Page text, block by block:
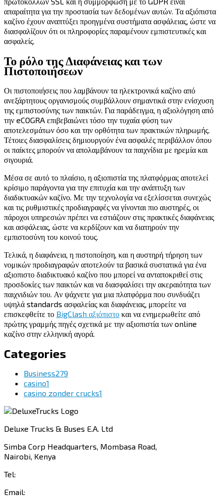
απαραίτητα για την προστασία των δεδομένων αυτών. Τα αξιόπιστα
καζίνο έχουν αναπτύξει προηγμένα συστήματα ασφάλειας, ώστε να
διασφαλίζουν ότι οι πληροφορίες παραμένουν εμπιστευτικές και
ασφαλείς.
Το ρόλο της Διαφάνειας και των
Πιστοποιήσεων
Οι πιστοποιήσεις που λαμβάνουν τα ηλεκτρονικά καζίνο από
ανεξάρτητους οργανισμούς συμβάλλουν σημαντικά στην ενίσχυση
της εμπιστοσύνης των παικτών. Για παράδειγμα, η αξιολόγηση από
την eCOGRA επιβεβαιώνει τόσο την τυχαία φύση των
αποτελεσμάτων όσο και την ορθότητα των πρακτικών πληρωμής.
Τέτοιες διασφαλίσεις δημιουργούν ένα ασφαλές περιβάλλον όπου
οι παίκτες μπορούν να απολαμβάνουν τα παιχνίδια με ηρεμία και
σιγουριά.
Μέσα σε αυτό το πλαίσιο, η αξιοπιστία της πλατφόρμας αποτελεί
κρίσιμο παράγοντα για την επιτυχία και την ανάπτυξη των
διαδικτυακών καζίνο. Με την τεχνολογία να εξελίσσεται συνεχώς
και τις ρυθμιστικές προδιαγραφές να γίνονται πιο αυστηρές, οι
πάροχοι υπηρεσιών πρέπει να εστιάζουν στις πρακτικές διαφάνειας
και ασφάλειας, ώστε να κερδίζουν και να διατηρούν την
εμπιστοσύνη του κοινού τους.
Τελικά, η διαφάνεια, η πιστοποίηση, και η αυστηρή τήρηση των
νομικών προδιαγραφών αποτελούν τα βασικά συστατικά για ένα
αξιοπιστο διαδικτυακό καζίνο που μπορεί να ανταποκριθεί στις
προσδοκίες των παικτών και να διασφαλίσει την ακεραιότητα των
παιχνιδιών του. Αν ψάχνετε για μια πλατφόρμα που συνδυάζει
υψηλά standards ασφαλείας και διαφάνειας, μπορείτε να
επισκεφθείτε το BigClash αξιόπιστο και να ενημερωθείτε από
πρώτης γραμμής πηγές σχετικά με την αξιοπιστία των online
καζίνο στην ελληνική αγορά.
Categories
Business279
casino1
casino zonder crucks1
Deluxe Trucks & Buses E.A. Ltd
Simba Corp Headquarters, Mombasa Road,
Nairobi, Kenya
Tel:
Email: